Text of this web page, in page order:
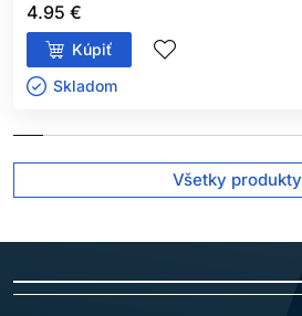
4.95 €
Kúpiť
Skladom ㅤ
Všetky produkty